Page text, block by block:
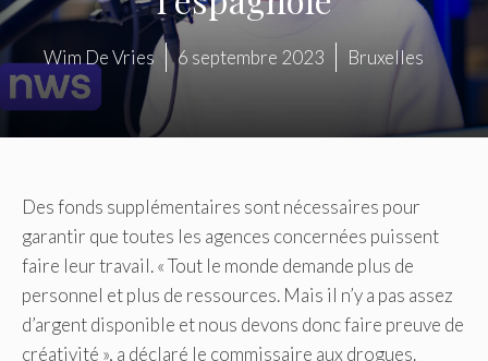
Wim De Vries 6 septembre 2023 Bruxelles
Des fonds supplémentaires sont nécessaires pour
garantir que toutes les agences concernées puissent
faire leur travail. « Tout le monde demande plus de
personnel et plus de ressources. Mais il n’y a pas assez
d’argent disponible et nous devons donc faire preuve de
créativité », a déclaré le commissaire aux drogues.